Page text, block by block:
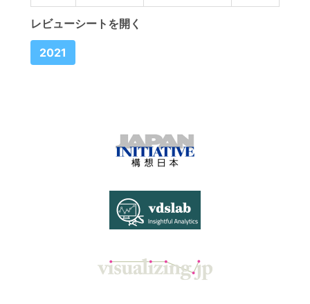
レビューシートを開く
2021